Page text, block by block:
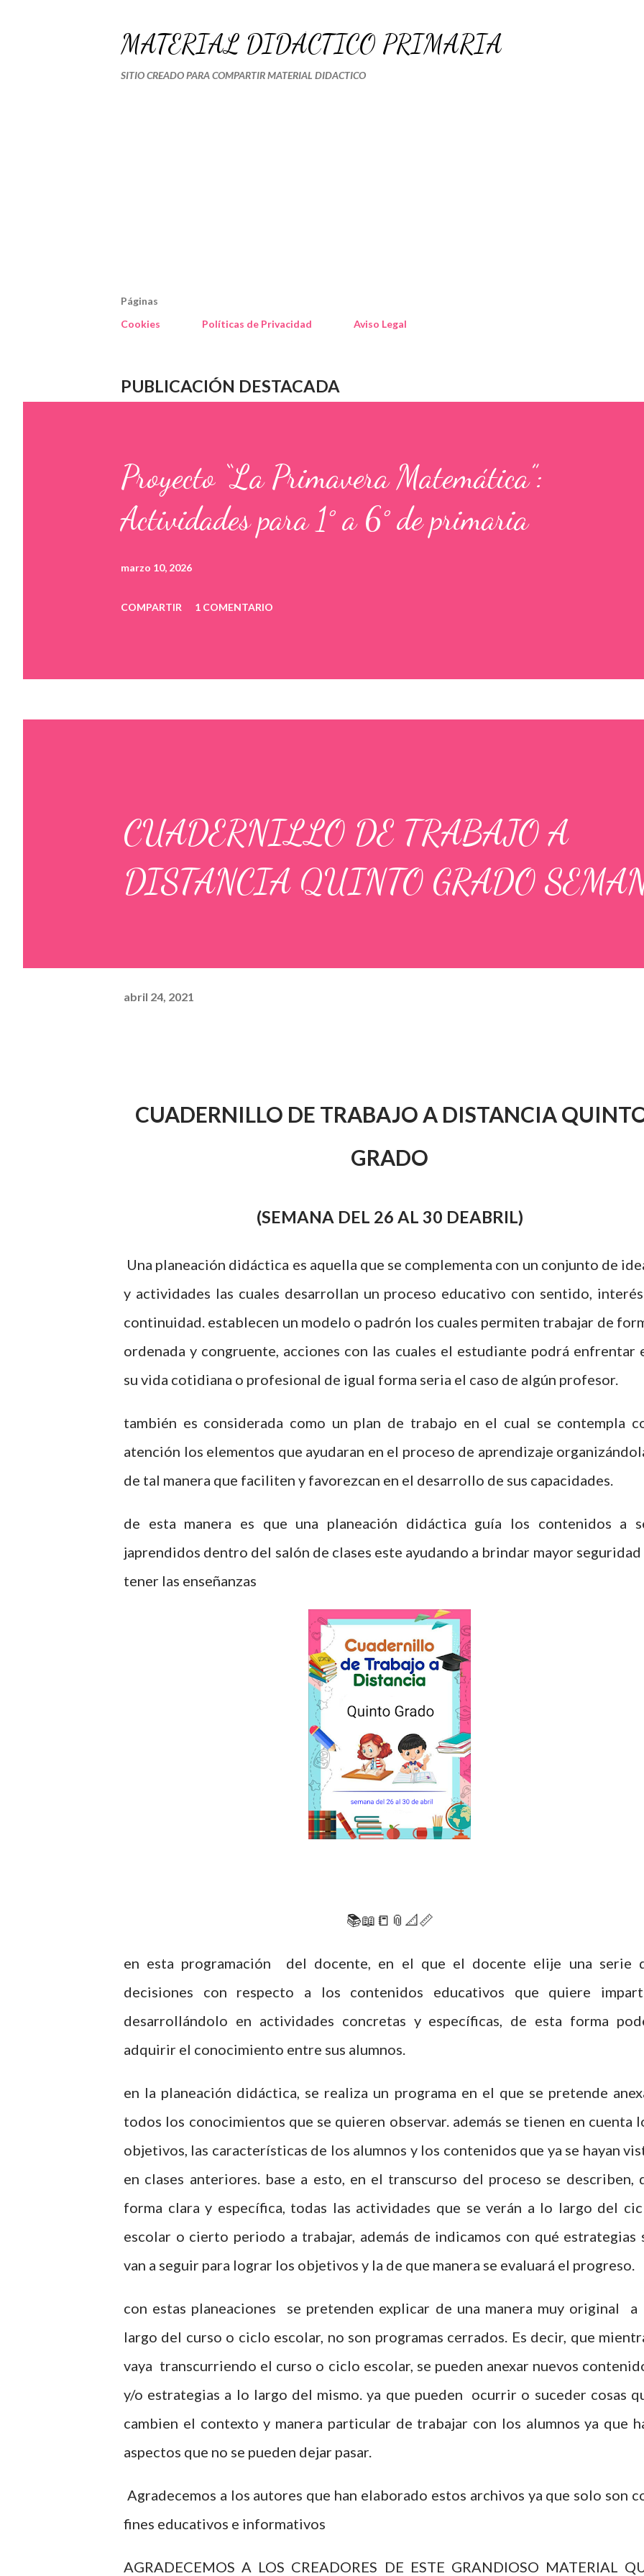
MATERIAL DIDÁCTICO PRIMARIA
SITIO CREADO PARA COMPARTIR MATERIAL DIDACTICO
Páginas
Cookies
Políticas de Privacidad Aviso Legal
PUBLICACIÓN DESTACADA
Proyecto “La Primavera Matemática”:
Actividades para 1° a 6° de primaria
marzo 10, 2026
COMPARTIR 1 COMENTARIO
CUADERNILLO DE TRABAJO A
DISTANCIA QUINTO GRADO
abril 24, 2021
CUADERNILLO DE TRABAJO A DISTANCIA
GRADO
(SEMANA DEL 26 AL 30 DEABRIL)
Una planeación didáctica es aquella que se complementa con un conjunto de
y actividades las cuales desarrollan un proceso educativo con sentido,
continuidad. establecen un modelo o padrón los cuales permiten trabajar de
ordenada y congruente, acciones con las cuales el estudiante podrá enfrentar
su vida cotidiana o profesional de igual forma seria el caso de algún profesor.
también es considerada como un plan de trabajo en el cual se contempla
atención los elementos que ayudaran en el proceso de aprendizaje
de tal manera que faciliten y favorezcan en el desarrollo de sus capacidades.
de esta manera es que una planeación didáctica guía los contenidos a
japrendidos dentro del salón de clases este ayudando a brindar mayor seguridad
tener las enseñanzas
📚📖📒📎📐📏
en esta programación del docente, en el que el docente elije una serie
decisiones con respecto a los contenidos educativos que quiere
desarrollándolo en actividades concretas y específicas, de esta forma
adquirir el conocimiento entre sus alumnos.
en la planeación didáctica, se realiza un programa en el que se pretende
todos los conocimientos que se quieren observar. además se tienen en cuenta
objetivos, las características de los alumnos y los contenidos que ya se hayan
en clases anteriores. base a esto, en el transcurso del proceso se describen,
forma clara y específica, todas las actividades que se verán a lo largo del
escolar o cierto periodo a trabajar, además de indicamos con qué estrategias
van a seguir para lograr los objetivos y la de que manera se evaluará el progreso.
con estas planeaciones se pretenden explicar de una manera muy original a
largo del curso o ciclo escolar, no son programas cerrados. Es decir, que
vaya transcurriendo el curso o ciclo escolar, se pueden anexar nuevos
y/o estrategias a lo largo del mismo. ya que pueden ocurrir o suceder cosas
cambien el contexto y manera particular de trabajar con los alumnos ya que
aspectos que no se pueden dejar pasar.
Agradecemos a los autores que han elaborado estos archivos ya que solo son
fines educativos e informativos
AGRADECEMOS A LOS CREADORES DE ESTE GRANDIOSO MATERIAL